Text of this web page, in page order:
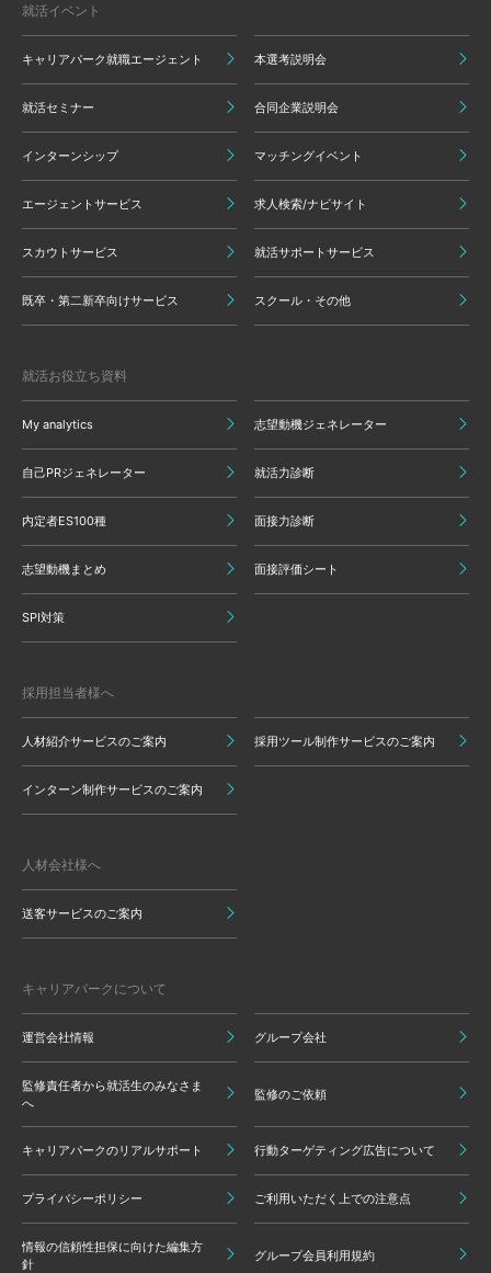
就活イベント
キャリアパーク就職エージェント 本選考説明会
就活セミナー 合同企業説明会
インターンシップ マッチングイベント
エージェントサービス 求人検索/ナビサイト
スカウトサービス 就活サポートサービス
既卒・第二新卒向けサービス スクール・その他
就活お役立ち資料
My analytics 志望動機ジェネレーター
自己PRジェネレーター 就活力診断
内定者ES100種 面接力診断
志望動機まとめ 面接評価シート
SPI対策
採用担当者様へ
人材紹介サービスのご案内 採用ツール制作サービスのご案内
インターン制作サービスのご案内
人材会社様へ
送客サービスのご案内
キャリアパークについて
運営会社情報 グループ会社
監修責任者から就活生のみなさま
へ
監修のご依頼
キャリアパークのリアルサポート 行動ターゲティング広告について
プライバシーポリシー ご利用いただく上での注意点
情報の信頼性担保に向けた編集方
針
グループ会員利用規約